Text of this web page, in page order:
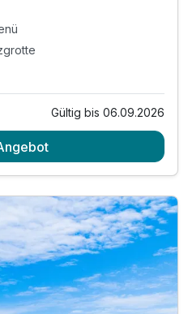
Charcot-Therapie
Kneipp-Pfad
Gültig bis 06.09.2026